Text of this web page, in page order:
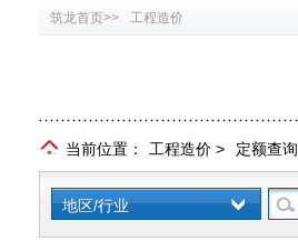
筑龙首页>> 工程造价
当前位置： 工程造价 > 定额查询
地区/行业